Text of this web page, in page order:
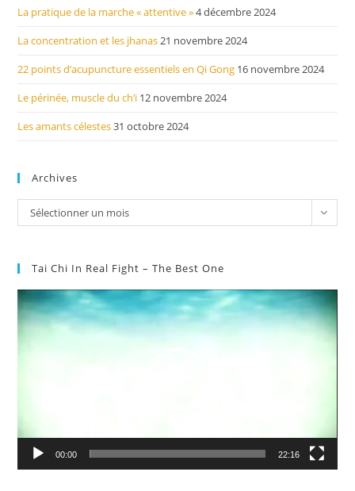
La pratique de la marche « attentive »4 décembre 2024
La concentration et les jhanas21 novembre 2024
22 points d’acupuncture essentiels en Qi Gong 16 novembre 2024
Le périnée, muscle du ch’i 12 novembre 2024
Les amants célestes31 octobre 2024
Archives
Archives
Sélectionner un mois
Tai Chi In Real Fight – The Best One
Lecteur
vidéo
00:00 22:16